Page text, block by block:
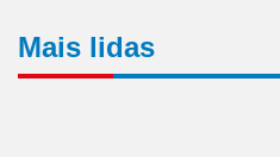
Mais lidas